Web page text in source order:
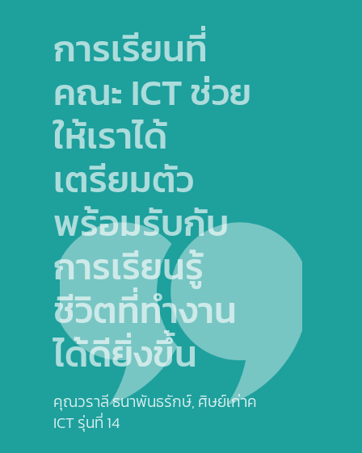
ทั้ง
ด้า
การเรียนที่
คณะ ICT ช่วย
ให้เราได้
เตรียมตัว
พร้อมรับกับ
การเรียนรู้
ชีวิตที่ทำงาน
ได้ดียิ่งขึ้น
คุณวราลี ธนาพันธรักษ์, ศิษย์เก่าคณะ
ICT รุ่นที่ 14